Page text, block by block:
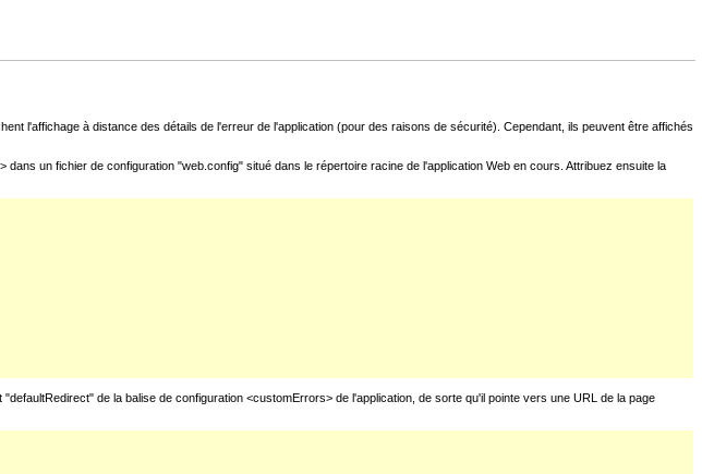
l'affichage à distance des détails de l'erreur de l'application (pour des raisons de sécurité). Cependant, ils peuvent être affichés
un fichier de configuration "web.config" situé dans le répertoire racine de l'application Web en cours. Attribuez ensuite la
de la balise de configuration <customErrors> de l'application, de sorte qu'il pointe vers une URL de la page